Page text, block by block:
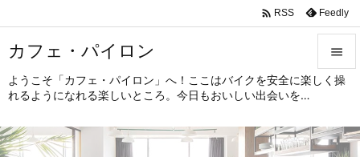
カフェ・パイロン
ようこそ「カフェ・パイロン」へ！ここはバイクを安全に楽しく操
れるようになれる楽しいところ。今日もおいしい出会いを…



サイド
 RSS Feedly